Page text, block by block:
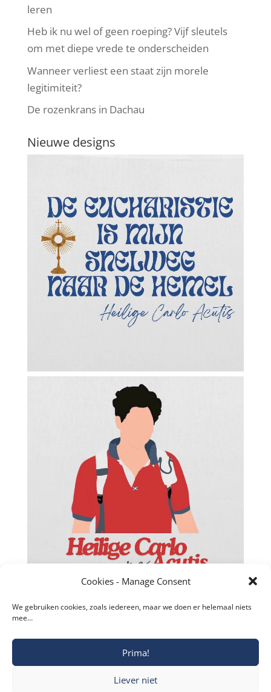
Cookies - Manage Consent
We gebruiken cookies, zoals iedereen, maar we doen er helemaal niets
mee…
Prima!
Liever niet
leren
Heb ik nu wel of geen roeping? Vijf sleutels
om met diepe vrede te onderscheiden
Wanneer verliest een staat zijn morele
legitimiteit?
De rozenkrans in Dachau
Nieuwe designs
Facebook
Twitter
Blogger